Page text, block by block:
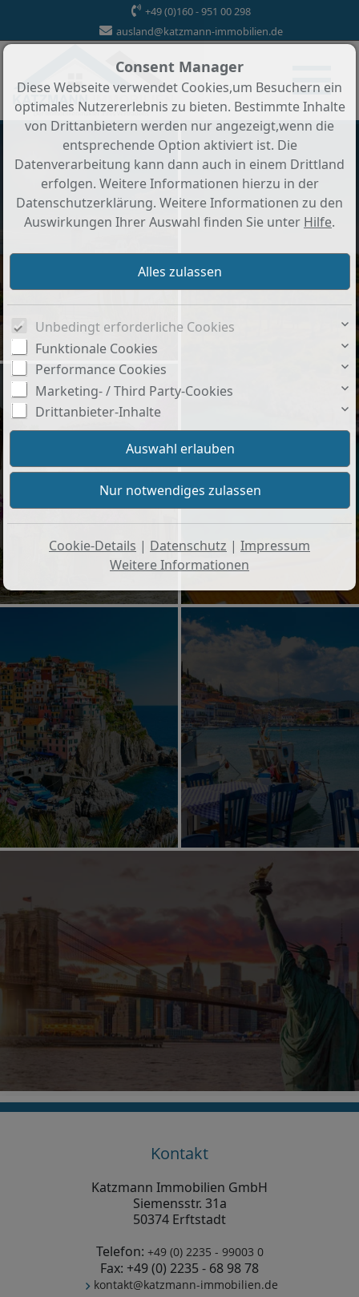
+49 (0)160 - 951 00 298
ausland@katzmann-immobilien.de
Kontakt
Katzmann Immobilien GmbH
Siemensstr. 31a
50374 Erftstadt
Telefon: +49 (0) 2235 - 99003 0
Fax: +49 (0) 2235 - 68 98 78
kontakt@katzmann-immobilien.de
Consent Manager
Diese Webseite verwendet Cookies,um Besuchern ein
optimales Nutzererlebnis zu bieten. Bestimmte Inhalte
von Drittanbietern werden nur angezeigt,wenn die
entsprechende Option aktiviert ist. Die
Datenverarbeitung kann dann auch in einem Drittland
erfolgen. Weitere Informationen hierzu in der
Datenschutzerklärung. Weitere Informationen zu den
Auswirkungen Ihrer Auswahl finden Sie unter Hilfe.
Unbedingt erforderliche Cookies
Funktionale Cookies
Performance Cookies
Marketing- / Third Party-Cookies
Drittanbieter-Inhalte
Cookie-Details | Datenschutz | Impressum
Weitere Informationen